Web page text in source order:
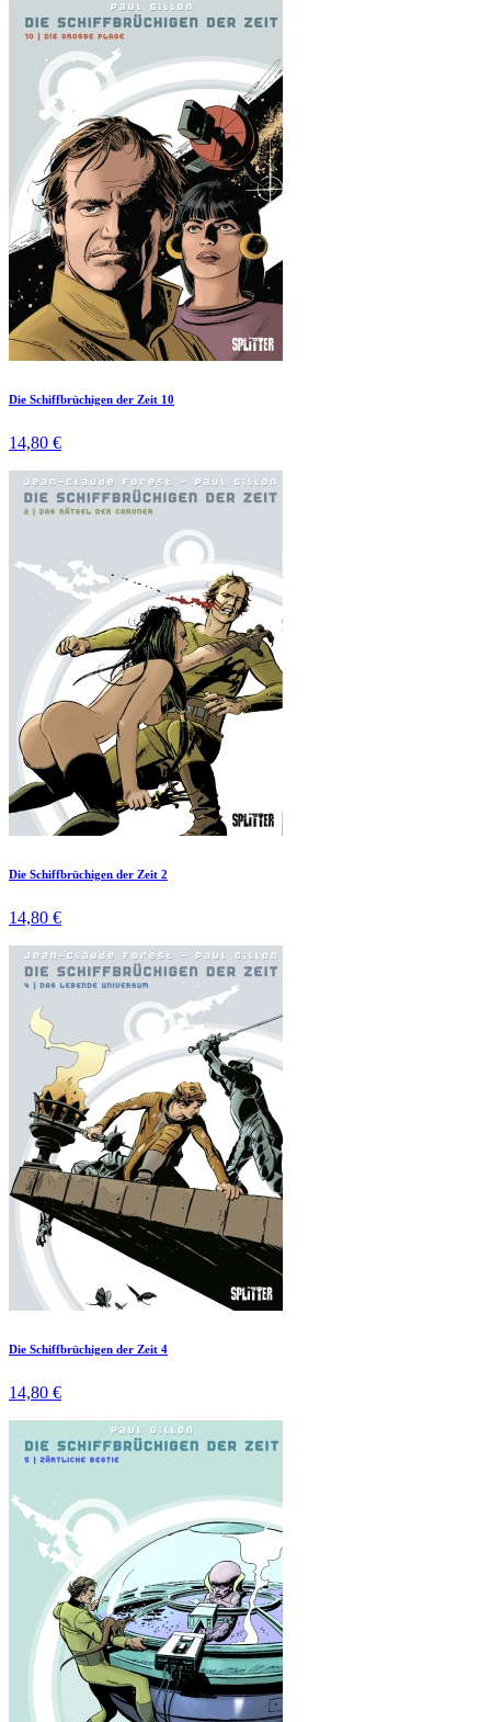
Die Schiffbrüchigen der Zeit 10
14,80 €
Die Schiffbrüchigen der Zeit 2
14,80 €
Die Schiffbrüchigen der Zeit 4
14,80 €